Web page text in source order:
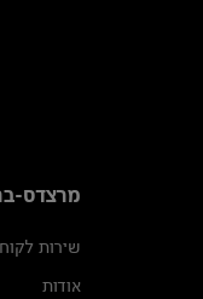
מרצדס-
שירות
אודות